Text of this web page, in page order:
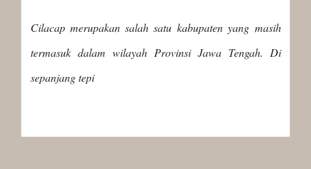
Cilacap merupakan salah satu kabupaten yang masih
termasuk dalam wilayah Provinsi Jawa Tengah. Di
sepanjang tepi